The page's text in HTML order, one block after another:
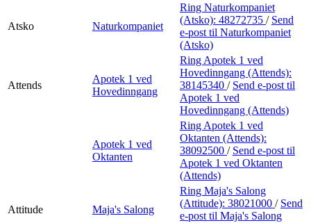
Atsko Naturkompaniet
Ring Naturkompaniet
(Atsko): 48272735 / Send
e-post til Naturkompaniet
(Atsko)
Attends
Apotek 1 ved
Hovedinngang
Ring Apotek 1 ved
Hovedinngang (Attends):
38145340 / Send e-post til
Apotek 1 ved
Hovedinngang (Attends)
Apotek 1 ved
Oktanten
Ring Apotek 1 ved
Oktanten (Attends):
38092500 / Send e-post til
Apotek 1 ved Oktanten
(Attends)
Attitude Maja's Salong
Ring Maja's Salong
(Attitude): 38021000 / Send
e-post til Maja's Salong